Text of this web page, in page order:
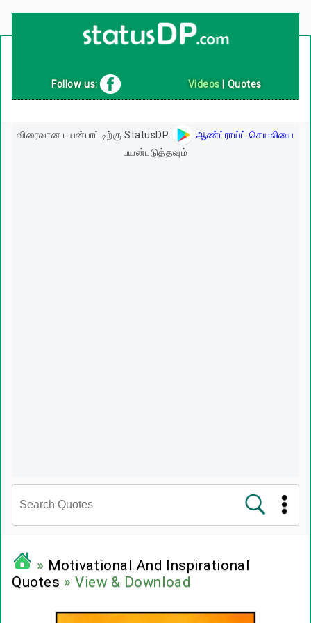
Follow us: Videos Quotes
விரைவான பயன்பாட்டிற்கு StatusDP
ஆண்ட்ராய்ட் செயலியை
பயன்படுத்தவும்
பிரபலங்களின் பொன்மொழிகள்
» Motivational And Inspirational
Quotes » View & Download